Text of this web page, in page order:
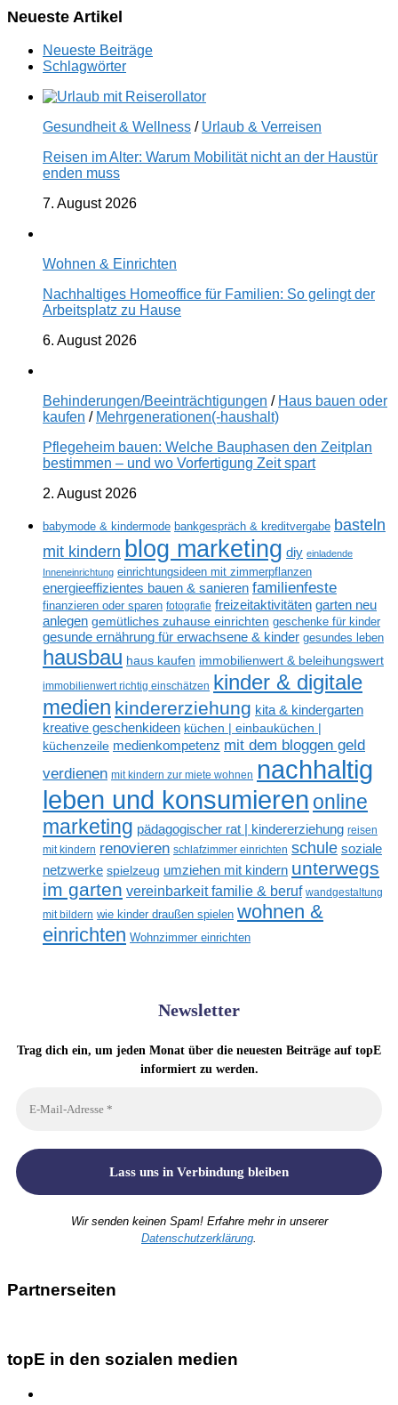
Neueste Artikel
Neueste Beiträge
Schlagwörter
Gesundheit & Wellness / Urlaub & Verreisen
Reisen im Alter: Warum Mobilität nicht an der Haustür
enden muss
7. August 2026
Wohnen & Einrichten
Nachhaltiges Homeoffice für Familien: So gelingt der
Arbeitsplatz zu Hause
6. August 2026
Behinderungen/Beeinträchtigungen / Haus bauen oder
kaufen / Mehrgenerationen(-haushalt)
Pflegeheim bauen: Welche Bauphasen den Zeitplan
bestimmen – und wo Vorfertigung Zeit spart
2. August 2026
babymode & kindermode bankgespräch & kreditvergabe basteln
mit kindern blog marketing diy einladende
Inneneinrichtung einrichtungsideen mit zimmerpflanzen
energieeffizientes bauen & sanieren familienfeste
finanzieren oder sparen fotografie freizeitaktivitäten garten neu
anlegen gemütliches zuhause einrichten geschenke für kinder
gesunde ernährung für erwachsene & kinder gesundes leben
hausbau haus kaufen immobilienwert & beleihungswert
immobilienwert richtig einschätzen kinder & digitale
medien kindererziehung kita & kindergarten
kreative geschenkideen küchen | einbauküchen |
küchenzeile medienkompetenz mit dem bloggen geld
verdienen mit kindern zur miete wohnen nachhaltig
leben und konsumieren online
marketing pädagogischer rat | kindererziehung reisen
mit kindern renovieren schlafzimmer einrichten schule soziale
netzwerke spielzeug umziehen mit kindern unterwegs
im garten vereinbarkeit familie & beruf wandgestaltung
mit bildern wie kinder draußen spielen wohnen &
einrichten Wohnzimmer einrichten
Newsletter
Trag dich ein, um jeden Monat über die neuesten Beiträge auf topE
informiert zu werden.
Wir senden keinen Spam! Erfahre mehr in unserer
Datenschutzerklärung
Partnerseiten
topE in den sozialen medien